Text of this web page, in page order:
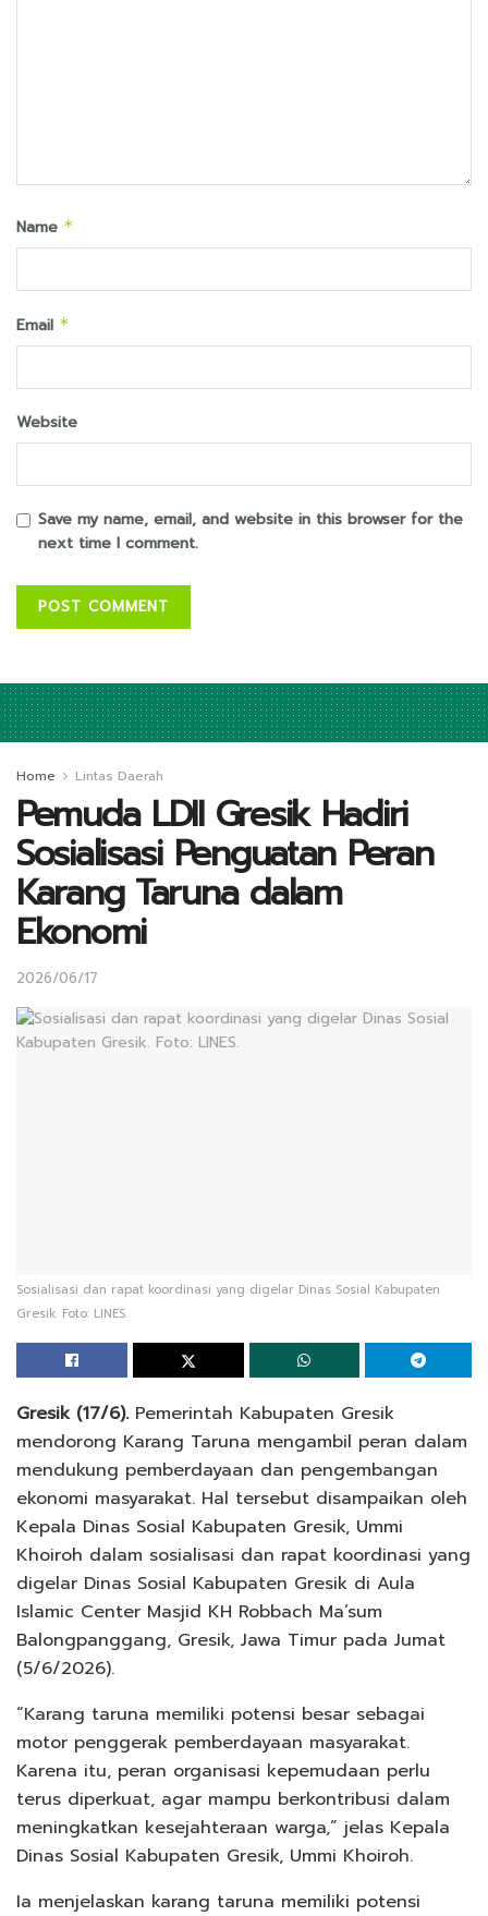
Name *
Email *
Website
Save my name, email, and website in this browser for the
next time I comment.
Home Lintas Daerah
Pemuda LDII Gresik Hadiri
Sosialisasi Penguatan Peran
Karang Taruna dalam
Ekonomi
2026/06/17
Sosialisasi dan rapat koordinasi yang digelar Dinas Sosial Kabupaten
Gresik. Foto: LINES.
Gresik (17/6).Pemerintah Kabupaten Gresik
mendorong Karang Taruna mengambil peran dalam
mendukung pemberdayaan dan pengembangan
ekonomi masyarakat. Hal tersebut disampaikan oleh
Kepala Dinas Sosial Kabupaten Gresik, Ummi
Khoiroh dalam sosialisasi dan rapat koordinasi yang
digelar Dinas Sosial Kabupaten Gresik di Aula
Islamic Center Masjid KH Robbach Ma’sum
Balongpanggang, Gresik, Jawa Timur pada Jumat
(5/6/2026).
“Karang taruna memiliki potensi besar sebagai
motor penggerak pemberdayaan masyarakat.
Karena itu, peran organisasi kepemudaan perlu
terus diperkuat, agar mampu berkontribusi dalam
meningkatkan kesejahteraan warga,” jelas Kepala
Dinas Sosial Kabupaten Gresik, Ummi Khoiroh.
Ia menjelaskan karang taruna memiliki potensi